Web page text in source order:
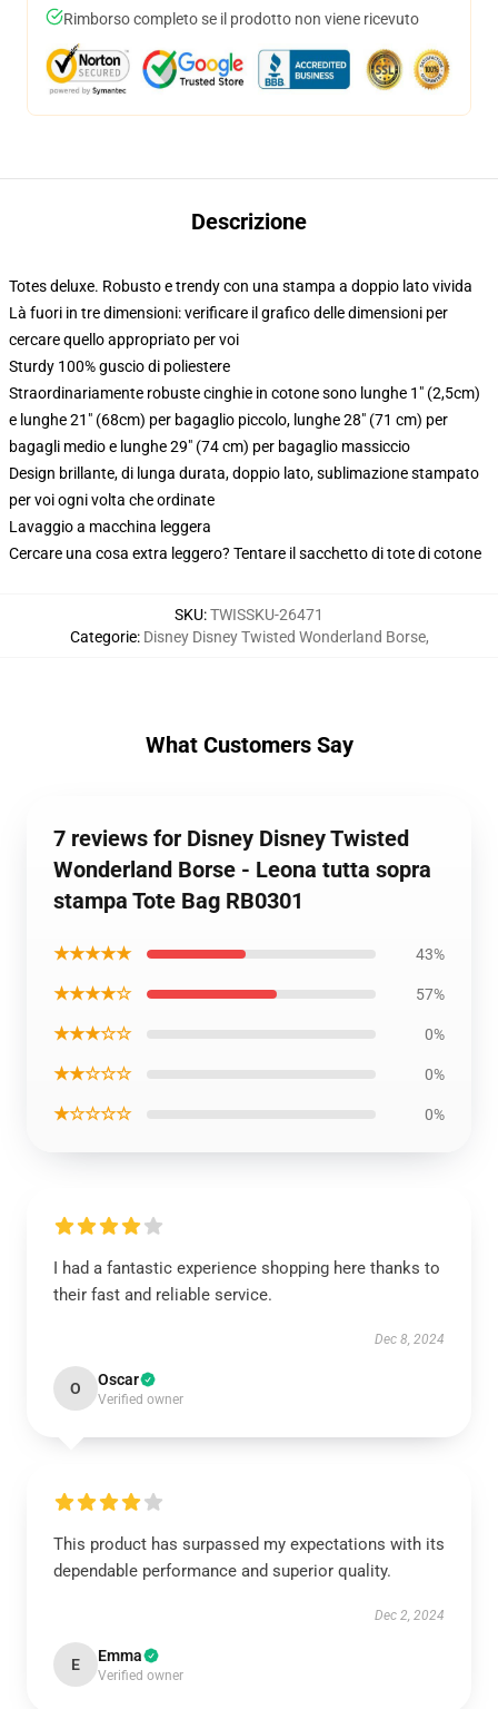
Rimborso completo se il prodotto non viene ricevuto
Descrizione
Totes deluxe. Robusto e trendy con una stampa a doppio lato vivida
Là fuori in tre dimensioni: verificare il grafico delle dimensioni per
cercare quello appropriato per voi
Sturdy 100% guscio di poliestere
Straordinariamente robuste cinghie in cotone sono lunghe 1" (2,5cm)
e lunghe 21" (68cm) per bagaglio piccolo, lunghe 28" (71 cm) per
bagagli medio e lunghe 29" (74 cm) per bagaglio massiccio
Design brillante, di lunga durata, doppio lato, sublimazione stampato
per voi ogni volta che ordinate
Lavaggio a macchina leggera
Cercare una cosa extra leggero? Tentare il sacchetto di tote di cotone
SKU:TWISSKU-26471
Categorie: Disney Disney Twisted Wonderland Borse,
What Customers Say
7 reviews for Disney Disney Twisted
Wonderland Borse - Leona tutta sopra
stampa Tote Bag RB0301
★★★★★ 43%
★★★★☆ 57%
★★★☆☆ 0%
★★☆☆☆ 0%
★☆☆☆☆ 0%
I had a fantastic experience shopping here thanks to
their fast and reliable service.
Dec 8, 2024
O Oscar
Verified owner
This product has surpassed my expectations with its
dependable performance and superior quality.
Dec 2, 2024
E Emma
Verified owner